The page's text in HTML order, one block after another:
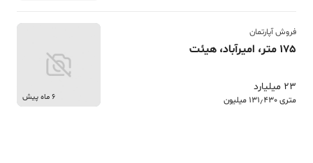
فروش آپارتمان
175 متر، امیرآباد، هیئت
23 میلیارد
متری 131٫430 میلیون 6 ماه پیش